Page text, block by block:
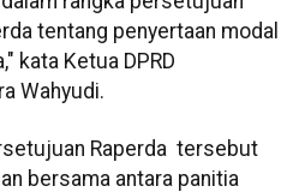
tentang penyertaan modal
kata Ketua DPRD
Wahyudi.
Raperda tersebut
bersama antara panitia